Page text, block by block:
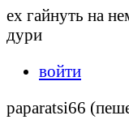
ех гайнуть на
дури
войти
paparatsi66